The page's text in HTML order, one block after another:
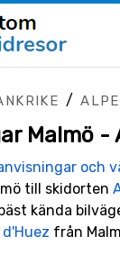
/
Malmö -
och
till skidorten
kända
från